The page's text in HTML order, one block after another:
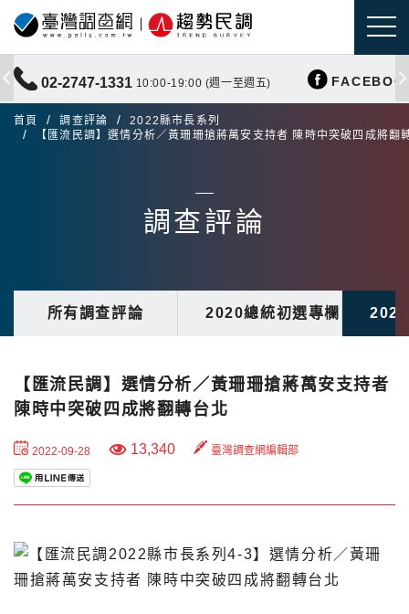
02-2747-1331 10:00-19:00 (週一至週五)
首頁 調查評論
2022縣市長系列
【匯流民調】選情分析／黃珊珊搶蔣萬安支持者 陳時中突破四成將翻
調查評論
所有調查評論 2020總統初選專欄
【匯流民調】選情分析／黃珊珊搶蔣萬安支持者
陳時中突破四成將翻轉台北
2022-09-28 13,340 臺灣調查網編輯部